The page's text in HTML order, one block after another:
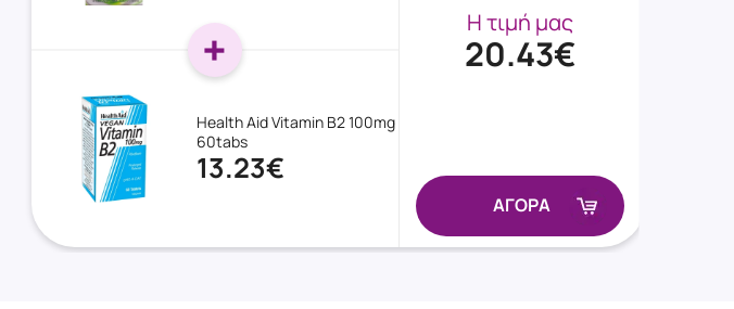
Health Aid Vitamin B2 100mg
60tabs
13.23€
Η τιμή μας
20.43€
ΑΓΟΡΑ